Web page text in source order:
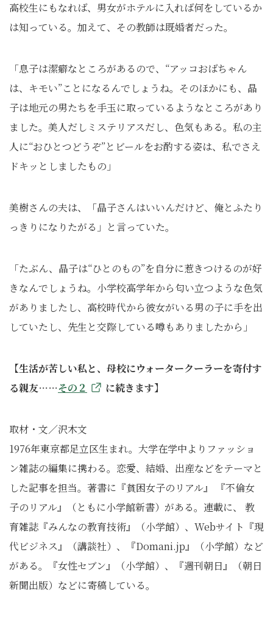
高校生にもなれば、男女がホテルに入れば何をしているか
は知っている。加えて、その教師は既婚者だった。
「息子は潔癖なところがあるので、“アッコおばちゃん
は、キモい”ことになるんでしょうね。そのほかにも、晶
子は地元の男たちを手玉に取っているようなところがあり
ました。美人だしミステリアスだし、色気もある。私の主
人に“おひとつどうぞ”とビールをお酌する姿は、私でさえ
ドキッとしましたもの」
美樹さんの夫は、「晶子さんはいいんだけど、俺とふたり
っきりになりたがる」と言っていた。
「たぶん、晶子は“ひとのもの”を自分に惹きつけるのが好
きなんでしょうね。小学校高学年から匂い立つような色気
がありましたし、高校時代から彼女がいる男の子に手を出
していたし、先生と交際している噂もありましたから」
【生活が苦しい私と、母校にウォータークーラーを寄付す
る親友……その２ に続きます】
取材・文／沢木文
1976年東京都足立区生まれ。大学在学中よりファッショ
ン雑誌の編集に携わる。恋愛、結婚、出産などをテーマと
した記事を担当。著書に『貧困女子のリアル』 『不倫女
子のリアル』（ともに小学館新書）がある。連載に、 教
育雑誌『みんなの教育技術』（小学館）、Webサイト『現
代ビジネス』（講談社）、『Domani.jp』（小学館）など
がある。『女性セブン』（小学館）、『週刊朝日』（朝日
新聞出版）などに寄稿している。